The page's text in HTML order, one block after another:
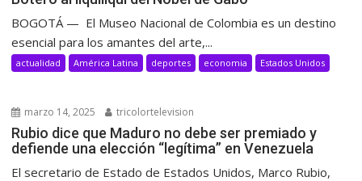
BOGOTÁ — El Museo Nacional de Colombia es un destino
esencial para los amantes del arte,...
actualidad América Latina deportes economia Estados Unidos
marzo 14, 2025 tricolortelevision
Rubio dice que Maduro no debe ser premiado y
defiende una elección “legítima” en Venezuela
El secretario de Estado de Estados Unidos, Marco Rubio,